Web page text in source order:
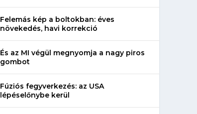
Felemás kép a boltokban: éves
növekedés, havi korrekció
És az MI végül megnyomja a nagy piros
gombot
Fúziós fegyverkezés: az USA
lépéselőnybe kerül